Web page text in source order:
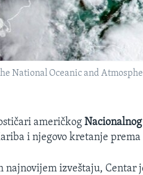
National Oceanic and
američkog
i njegovo kretanje
najnovijem izveštaju, Centar